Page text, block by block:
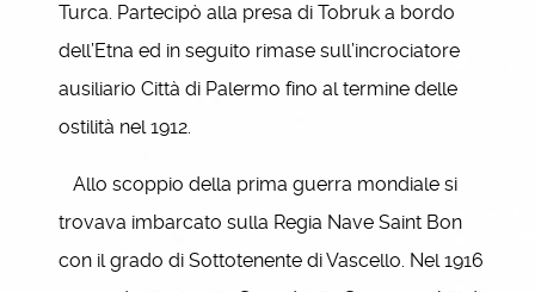
Turca. Partecipò alla presa di Tobruk a bordo
dell’Etna ed in seguito rimase sull’incrociatore
ausiliario Città di Palermo fino al termine delle
ostilità nel 1912.
Allo scoppio della prima guerra mondiale si
trovava imbarcato sulla Regia Nave Saint Bon
con il grado di Sottotenente di Vascello. Nel 1916